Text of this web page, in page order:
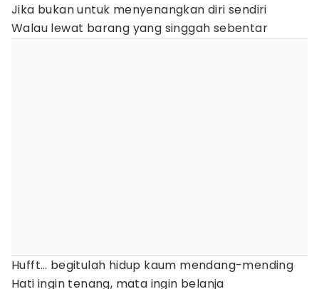
Jika bukan untuk menyenangkan diri sendiri
Walau lewat barang yang singgah sebentar
Hufft… begitulah hidup kaum mendang-mending
Hati ingin tenang, mata ingin belanja